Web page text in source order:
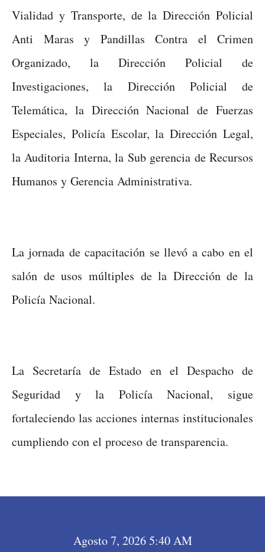
Vialidad y Transporte, de la Dirección Policial
Anti Maras y Pandillas Contra el Crimen
Organizado, la Dirección Policial de
Investigaciones, la Dirección Policial de
Telemática, la Dirección Nacional de Fuerzas
Especiales, Policía Escolar, la Dirección Legal,
la Auditoria Interna, la Sub gerencia de Recursos
Humanos y Gerencia Administrativa.
La jornada de capacitación se llevó a cabo en el
salón de usos múltiples de la Dirección de la
Policía Nacional.
La Secretaría de Estado en el Despacho de
Seguridad y la Policía Nacional, sigue
fortaleciendo las acciones internas institucionales
cumpliendo con el proceso de transparencia.
Agosto 7, 2026 5:40 AM